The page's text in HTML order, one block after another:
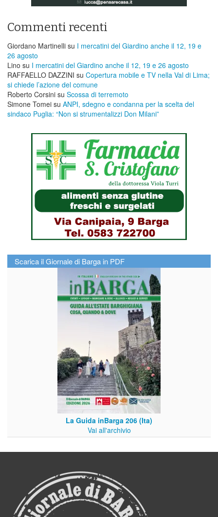
Commenti recenti
Giordano Martinelli su I mercatini del Giardino anche il 12, 19 e
26 agosto
Lino su I mercatini del Giardino anche il 12, 19 e 26 agosto
RAFFAELLO DAZZINI su ​Copertura mobile e TV nella Val di Lima;
si chiede l’azione del comune
Roberto Corsini su Scossa di terremoto
Simone Tomei su ANPI, sdegno e condanna per la scelta del
sindaco Puglia: “Non si strumentalizzi Don Milani”
Scarica il Giornale di Barga in PDF
La Guida inBarga 206 (Ita)
Vai all'archivio